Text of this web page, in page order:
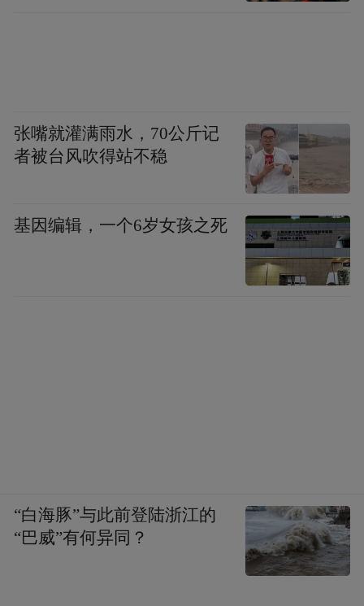
张嘴就灌满雨水，70公斤记
者被台风吹得站不稳
基因编辑，一个6岁女孩之死
“白海豚”与此前登陆浙江的
“巴威”有何异同？